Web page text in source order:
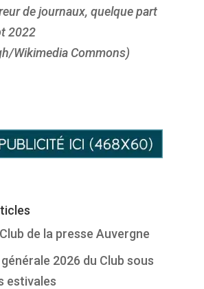
de journaux, quelque part
2022
Wikimedia Commons)
de la presse Auvergne
2026 du Club sous
estivales